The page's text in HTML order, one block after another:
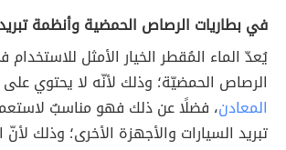
في بطاريات الرصاص الحمضية وأنظمة
يُعدّ الماء المُقطر الخيار الأمثل للاستخدام
الرصاص الحمضيّة؛ وذلك لأنّه لا يحتوي
المعادن، فضلًا عن ذلك فهو مناسبٌ
تبريد السيارات والأجهزة الأخرى؛ وذلك